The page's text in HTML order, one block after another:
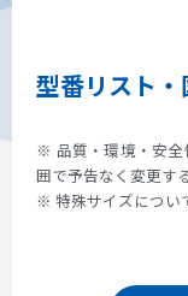
型番リスト・
※ 品質・環境・安全
囲で予告なく変更す
※ 特殊サイズについ